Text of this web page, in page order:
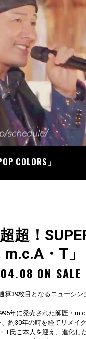
2 DA
ご案内
売の
COLORS」
超超！
・T」
ON SALE
算39枚目となるニューシン
年に発売された師匠・
、約30年の時を経てリメイ
T氏ご本人を迎え、進化し